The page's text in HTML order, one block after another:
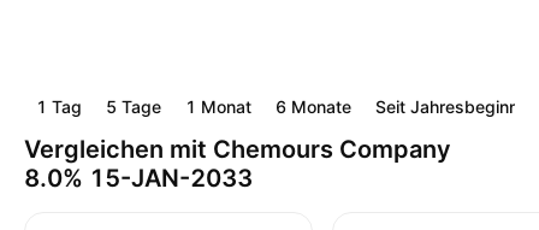
1 Tag 5 Tage 1 Monat 6 Monate Seit Jahresbeginn
Vergleichen mit Chemours Company
8.0% 15-JAN-2033